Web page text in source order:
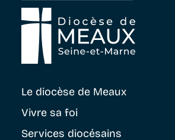
Le diocèse de Meaux
Vivre sa foi
Services diocésains